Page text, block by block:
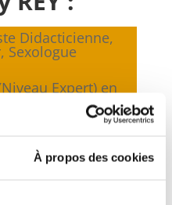
À propos des cookies
Didacticienne,
Sexologue
Expert) en
Psychanalyse